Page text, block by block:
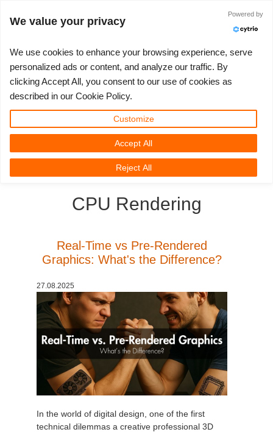
SUPPORT TICKET
Show Tickets
МОЙ REBUS
ControlCenter
Unlimited Render
История платежей
Редактировать профиль
TeamManager
3D ARTIST OF THE YEAR
2023
2021
КОНКУРСЫ
Creative 3D Lab. Challenge
Memories Challenge
Summer Vibes 3D Challenge
СООБЩЕСТВО
Блог
RebusArt
3D Artist of the Year
ПОДДЕРЖКА
Видео пособия
FAQ
Служба поддержки
ЦЕНЫ
Цены и скидки
Неограниченная аренда рендеринга
3D ПРОГРАММЫ
3ds Max
Maya
Maxwell
НАЧАТЬ
Краткое руководство
TeamManager
Войти
RebusFarm News
3D Community
3D Film News
CPU Rendering
Real-Time vs Pre-Rendered
Graphics: What's the Difference?
27.08.2025
In the world of digital design, one of the first
technical dilemmas a creative professional 3D
We value your privacy
Powered by
We use cookies to enhance your browsing experience, serve
personalized ads or content, and analyze our traffic. By
clicking Accept All, you consent to our use of cookies as
described in our Cookie Policy.
Customize
Reject All
Accept All